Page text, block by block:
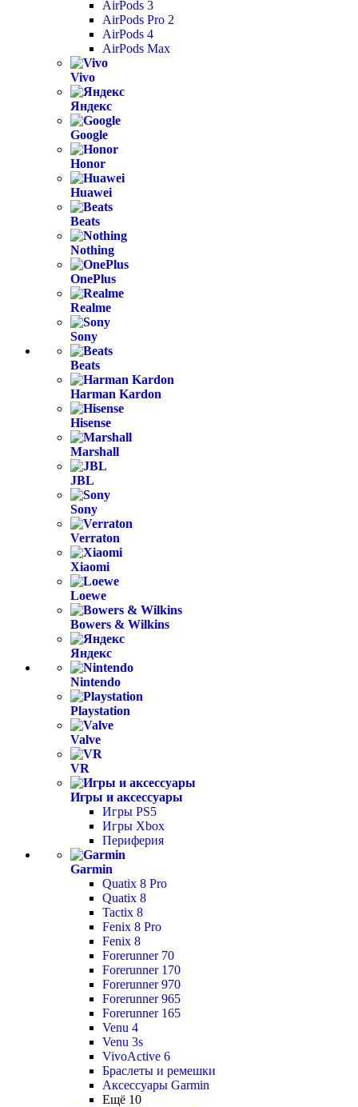
AirPods 3
AirPods Pro 2
AirPods 4
AirPods Max
Vivo
Яндекс
Google
Honor
Huawei
Beats
Nothing
OnePlus
Realme
Sony
Beats
Harman Kardon
Hisense
Marshall
JBL
Sony
Verraton
Xiaomi
Loewe
Bowers & Wilkins
Яндекс
Nintendo
Playstation
Valve
VR
Игры и аксессуары
Игры PS5
Игры Xbox
Периферия
Garmin
Quatix 8 Pro
Quatix 8
Tactix 8
Fenix 8 Pro
Fenix 8
Forerunner 70
Forerunner 170
Forerunner 970
Forerunner 965
Forerunner 165
Venu 4
Venu 3s
VivoActive 6
Браслеты и ремешки
Аксессуары Garmin
Ещё 10